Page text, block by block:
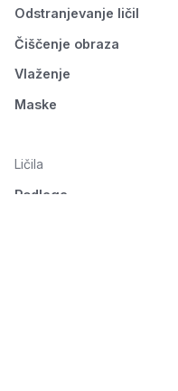
Odstranjevanje ličil
Čiščenje obraza
Vlaženje
Maske
Ličila
Podlaga